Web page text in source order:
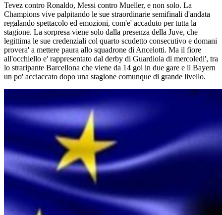
Tevez contro Ronaldo, Messi contro Mueller, e non solo. La
Champions vive palpitando le sue straordinarie semifinali d'andata
regalando spettacolo ed emozioni, com'e' accaduto per tutta la
stagione. La sorpresa viene solo dalla presenza della Juve, che
legittima le sue credenziali col quarto scudetto consecutivo e domani
provera' a mettere paura allo squadrone di Ancelotti. Ma il fiore
all'occhiello e' rappresentato dal derby di Guardiola di mercoledi', tra
lo straripante Barcellona che viene da 14 gol in due gare e il Bayern
un po' acciaccato dopo una stagione comunque di grande livello.